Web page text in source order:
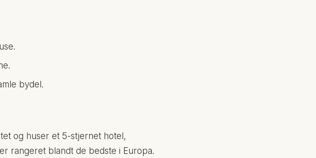
bydel.
og huser et 5-stjernet hotel,
rangeret blandt de bedste i Europa.